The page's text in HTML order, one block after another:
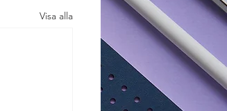
Visa alla